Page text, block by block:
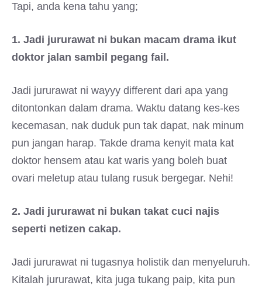
Tapi, anda kena tahu yang;
1. Jadi jururawat ni bukan macam drama ikut
doktor jalan sambil pegang fail.
Jadi jururawat ni wayyy different dari apa yang
ditontonkan dalam drama. Waktu datang kes-kes
kecemasan, nak duduk pun tak dapat, nak minum
pun jangan harap. Takde drama kenyit mata kat
doktor hensem atau kat waris yang boleh buat
ovari meletup atau tulang rusuk bergegar. Nehi!
2. Jadi jururawat ni bukan takat cuci najis
seperti netizen cakap.
Jadi jururawat ni tugasnya holistik dan menyeluruh.
Kitalah jururawat, kita juga tukang paip, kita pun